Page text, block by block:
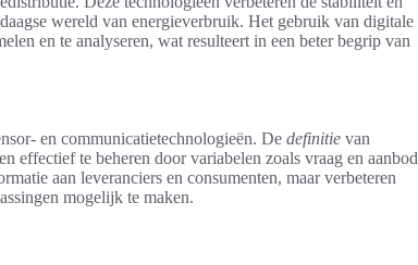
wereld van energieverbruik. Het gebruik van digitale
en te analyseren, wat resulteert in een beter begrip van
en communicatietechnologieën. De definitie van
effectief te beheren door variabelen zoals vraag en aanbod
aan leveranciers en consumenten, maar verbeteren
mogelijk te maken.